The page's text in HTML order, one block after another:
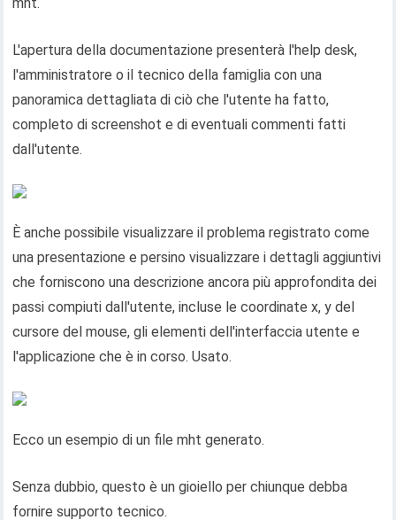
L'apertura della documentazione presenterà l'help desk,
l'amministratore o il tecnico della famiglia con una
panoramica dettagliata di ciò che l'utente ha fatto,
completo di screenshot e di eventuali commenti fatti
dall'utente.
È anche possibile visualizzare il problema registrato come
una presentazione e persino visualizzare i dettagli aggiuntivi
che forniscono una descrizione ancora più approfondita dei
passi compiuti dall'utente, incluse le coordinate x, y del
cursore del mouse, gli elementi dell'interfaccia utente e
l'applicazione che è in corso. Usato.
Ecco un esempio di un file mht generato.
Senza dubbio, questo è un gioiello per chiunque debba
fornire supporto tecnico.